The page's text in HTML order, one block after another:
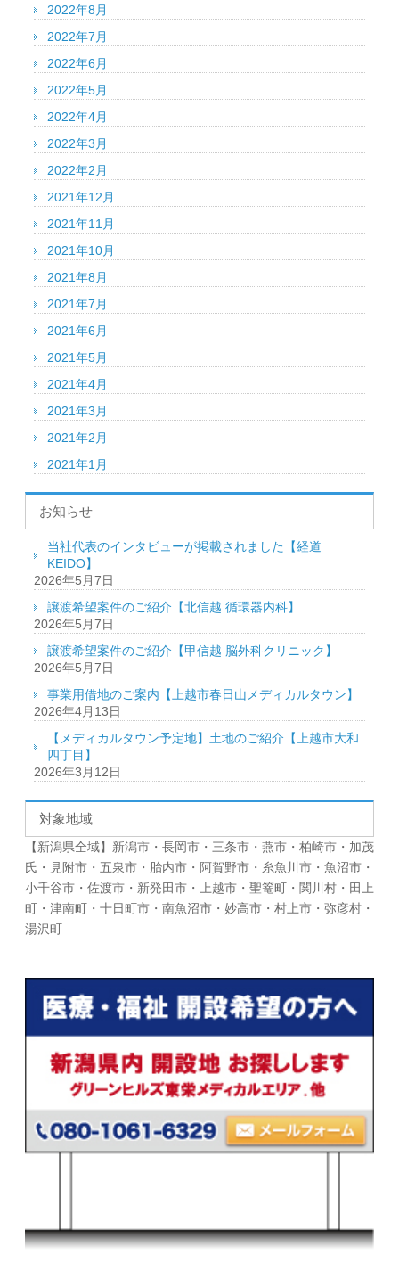
2022年8月
2022年7月
2022年6月
2022年5月
2022年4月
2022年3月
2022年2月
2021年12月
2021年11月
2021年10月
2021年8月
2021年7月
2021年6月
2021年5月
2021年4月
2021年3月
2021年2月
2021年1月
お知らせ
当社代表のインタビューが掲載されました【経道
KEIDO】
2026年5月7日
譲渡希望案件のご紹介【北信越 循環器内科】
2026年5月7日
譲渡希望案件のご紹介【甲信越 脳外科クリニック】
2026年5月7日
事業用借地のご案内【上越市春日山メディカルタウン】
2026年4月13日
【メディカルタウン予定地】土地のご紹介【上越市大和
四丁目】
2026年3月12日
対象地域
【新潟県全域】新潟市・長岡市・三条市・燕市・柏崎市・加茂
氏・見附市・五泉市・胎内市・阿賀野市・糸魚川市・魚沼市・
小千谷市・佐渡市・新発田市・上越市・聖篭町・関川村・田上
町・津南町・十日町市・南魚沼市・妙高市・村上市・弥彦村・
湯沢町